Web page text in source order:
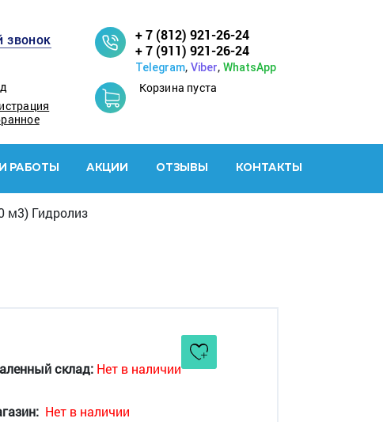
звонок
+ 7 (812) 921-26-24
+ 7 (911) 921-26-24
Telegram, Viber, WhatsApp
Корзина пуста
РАБОТЫ АКЦИИ ОТЗЫВЫ КОНТАКТЫ
м3) Гидролиз
склад: Нет в наличии
Нет в наличии